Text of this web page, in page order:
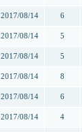
2017/08/14 6
2017/08/14 5
2017/08/14 5
2017/08/14 8
2017/08/14 6
2017/08/14 4